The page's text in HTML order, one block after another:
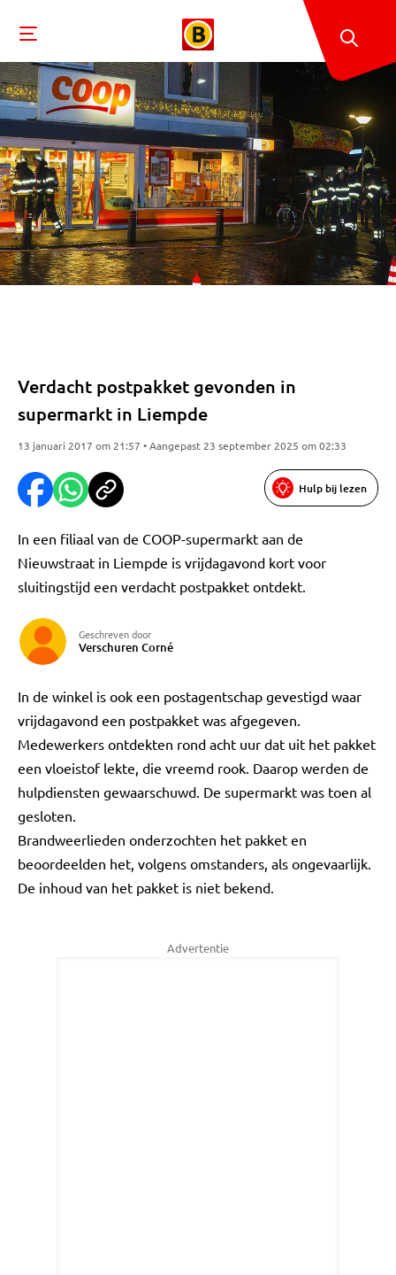
Verdacht postpakket gevonden in
supermarkt in Liempde
13 januari 2017 om 21:57 • Aangepast 23 september 2025 om 02:33
Hulp bij lezen
In een filiaal van de COOP-supermarkt aan de
Nieuwstraat in Liempde is vrijdagavond kort voor
sluitingstijd een verdacht postpakket ontdekt.
Geschreven door
Verschuren Corné
In de winkel is ook een postagentschap gevestigd waar
vrijdagavond een postpakket was afgegeven.
Medewerkers ontdekten rond acht uur dat uit het pakket
een vloeistof lekte, die vreemd rook. Daarop werden de
hulpdiensten gewaarschuwd. De supermarkt was toen al
gesloten.
Brandweerlieden onderzochten het pakket en
beoordeelden het, volgens omstanders, als ongevaarlijk.
De inhoud van het pakket is niet bekend.
Advertentie